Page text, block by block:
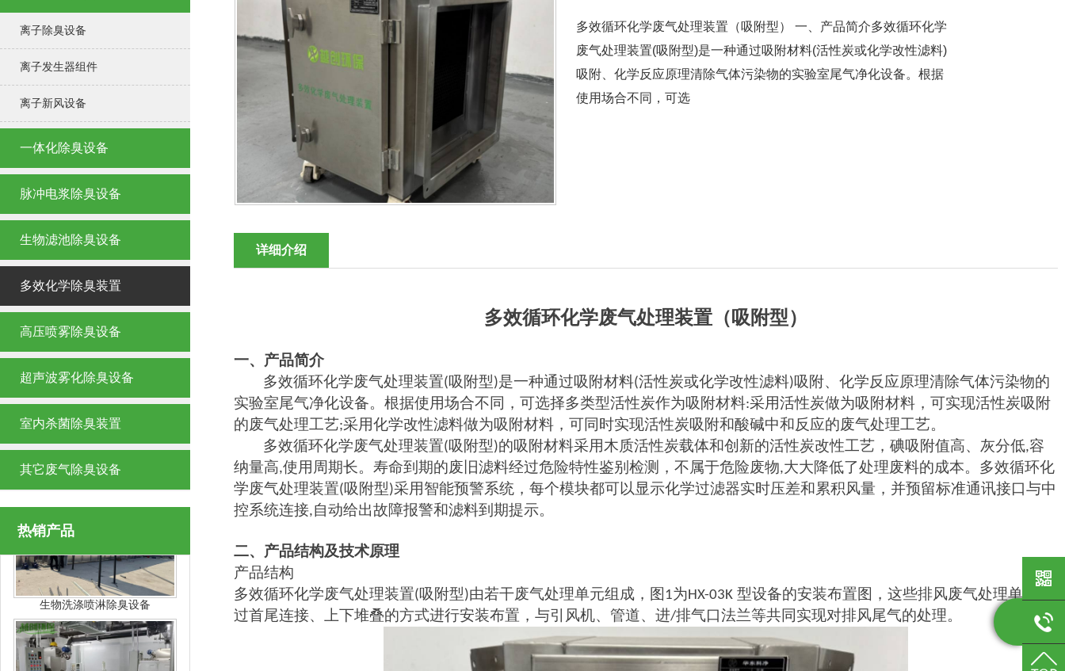
离子除臭设备
离子发生器组件
离子新风设备
一体化除臭设备
脉冲电浆除臭设备
生物滤池除臭设备
多效化学除臭装置
高压喷雾除臭设备
超声波雾化除臭设备
室内杀菌除臭装置
其它废气除臭设备
热销产品
除臭专用化学滤料
干式化学除臭滤料
喷涂废气生物滤池除臭设备
多效循环化学废气处理装置（吸附型） 一、产品简介多效循环化学
废气处理装置(吸附型)是一种通过吸附材料(活性炭或化学改性滤料)
吸附、化学反应原理清除气体污染物的实验室尾气净化设备。根据
使用场合不同，可选
详细介绍
多效循环化学废气处理装置（吸附型）
一、 产品简介
多效循环化学废气处理装置(吸附型)是一种通过吸附材料(活性炭或化学改性滤料)吸附、化学反应原理清除气体污染物的
实验室尾气净化设备。根据使用场合不同，可选择多类型活性炭作为吸附材料:采用活性炭做为吸附材料，可实现活性炭吸附
的废气处理工艺;采用化学改性滤料做为吸附材料，可同时实现活性炭吸附和酸碱中和反应的废气处理工艺。
多效循环化学废气处理装置(吸附型)的吸附材料采用木质活性炭载体和创新的活性炭改性工艺，碘吸附值高、灰分低,容
纳量高,使用周期长。寿命到期的废旧滤料经过危险特性鉴别检测，不属于危险废物,大大降低了处理废料的成本。多效循环化
学废气处理装置(吸附型)采用智能预警系统，每个模块都可以显示化学过滤器实时压差和累积风量，并预留标准通讯接口与中
控系统连接,自动给出故障报警和滤料到期提示。
二、 产品结构及技术原理
产品结构
多效循环化学废气处理装置(吸附型)由若干废气处理单元组成，图 1为HX-03K 型设备的安装布置图，这些排风废气处理单元通
过首尾连接、上下堆叠的方式进行安装布置，与引风机、管道、进/排气口法兰等共同实现对排风尾气的处理。